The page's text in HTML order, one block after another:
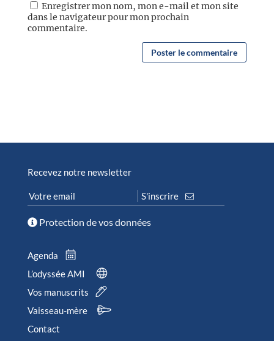
Enregistrer mon nom, mon e-mail et mon site
dans le navigateur pour mon prochain
commentaire.
Recevez notre newsletter
Protection de vos données
Agenda
L’odyssée AMI
Vos manuscrits
Vaisseau-mère
Contact